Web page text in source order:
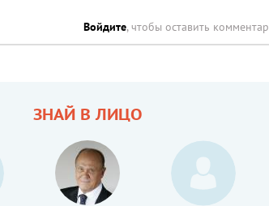
Войдите, чтобы оставить
ЗНАЙ В ЛИЦО